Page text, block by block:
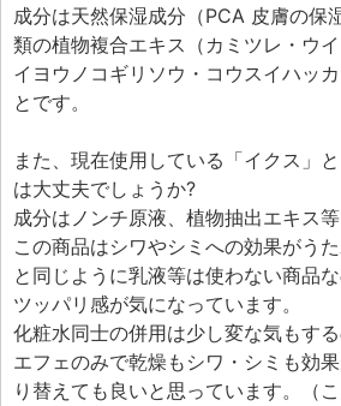
成分は天然保湿成分（PCA 皮膚の保
類の植物複合エキス（カミツレ・ウ
イヨウノコギリソウ・コウスイハッ
とです。
また、現在使用している「イクス」
は大丈夫でしょうか?
成分はノンチ原液、植物抽出エキス等
この商品はシワやシミへの効果がう
と同じように乳液等は使わない商品
ツッパリ感が気になっています。
化粧水同士の併用は少し変な気もす
エフェのみで乾燥もシワ・シミも効
り替えても良いと思っています。（